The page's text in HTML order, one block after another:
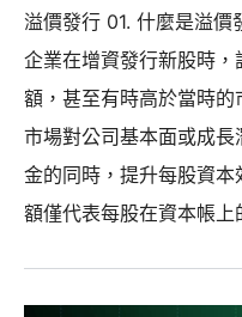
溢價發行 01. 什麼是溢
企業在增資發行新股時
額，甚至有時高於當時
市場對公司基本面或成
金的同時，提升每股資
額僅代表每股在資本帳